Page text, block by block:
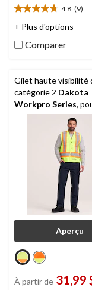
4.8 (9)
4.8
étoile(s)
5.
+ Plus d'options
Comparer
Gilet haute visibilité
catégorie 2 Dakota
Workpro Series,
hommes
Aperçu
À partir de 31,99